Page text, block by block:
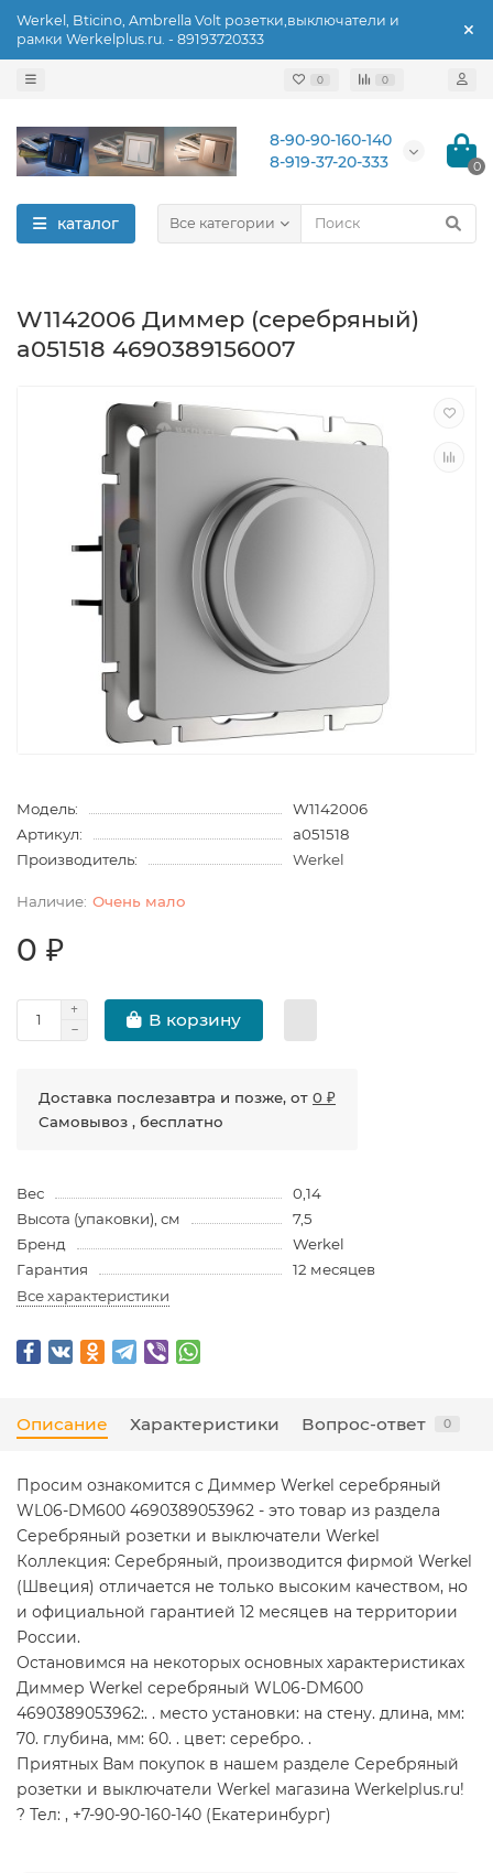
Werkel, Bticino, Ambrella Volt розетки,выключатели и
рамки Werkelplus.ru. - 89193720333
0 0
8-90-90-160-140
8-919-37-20-333
0
каталог Все категории
W1142006 Диммер (серебряный)
a051518 4690389156007
Модель:
W1142006
Артикул:
a051518
Производитель:
Werkel
Очень мало
0 ₽
В корзину
Доставка послезавтра и позже, от 0 ₽
Самовывоз , бесплатно
Вес
0,14
Высота (упаковки), см
7,5
Бренд
Werkel
Гарантия
12 месяцев
Все характеристики
Описание Характеристики Вопрос-ответ 0
Просим ознакомится с Диммер Werkel серебряный
WL06-DM600 4690389053962 - это товар из раздела
Серебряный розетки и выключатели Werkel
Коллекция: Серебряный, производится фирмой Werkel
(Швеция) отличается не только высоким качеством, но
и официальной гарантией 12 месяцев на территории
России.
Остановимся на некоторых основных характеристиках
Диммер Werkel серебряный WL06-DM600
4690389053962:. . место установки: на стену. длина, мм:
70. глубина, мм: 60. . цвет: серебро. .
Приятных Вам покупок в нашем разделе Серебряный
розетки и выключатели Werkel магазина Werkelplus.ru!
? Тел: , +7-90-90-160-140 (Екатеринбург)